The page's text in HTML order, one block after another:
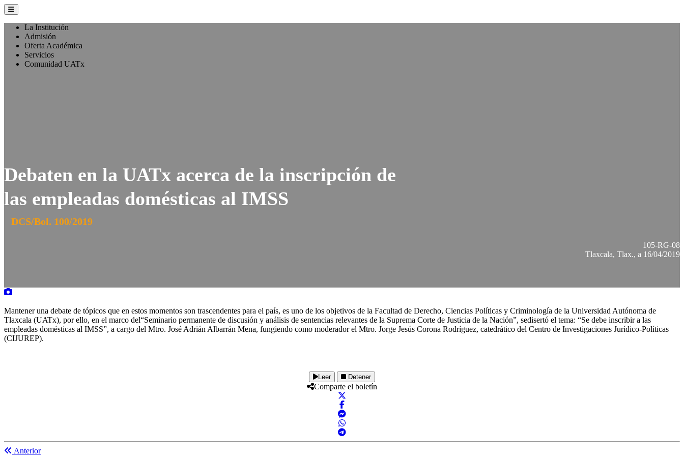
La Institución
Admisión
Oferta Académica
Servicios
Comunidad UATx
Debaten en la UATx acerca de la inscripción de
las empleadas domésticas al IMSS
DCS/Bol. 100/2019
105-RG-08
Tlaxcala, Tlax., a 16/04/2019
Mantener una debate de tópicos que en estos momentos son trascendentes para el país, es uno de los objetivos de la Facultad de Derecho, Ciencias Políticas y Criminología de la Universidad Autónoma de
Tlaxcala (UATx), por ello, en el marco del“Seminario permanente de discusión y análisis de sentencias relevantes de la Suprema Corte de Justicia de la Nación”, sedisertó el tema: “Se debe inscribir a las
empleadas domésticas al IMSS”, a cargo del Mtro. José Adrián Albarrán Mena, fungiendo como moderador el Mtro. Jorge Jesús Corona Rodríguez, catedrático del Centro de Investigaciones Jurídico-Políticas
(CIJUREP).
Leer Detener
Comparte el boletín
Anterior